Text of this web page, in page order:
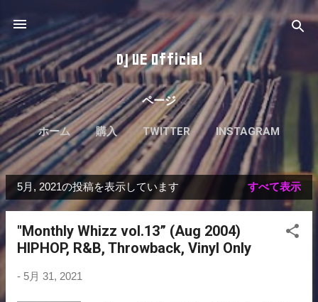
スキップしてメイン コンテンツに移動
DJ UE Official
ページ
ホーム 購入 TWITTER INSTAGRAM
投
稿
5月, 2021の投稿を表示しています すべて表示
"Monthly Whizz vol.13” (Aug 2004)
HIPHOP, R&B, Throwback, Vinyl Only
- 5月 31, 2021